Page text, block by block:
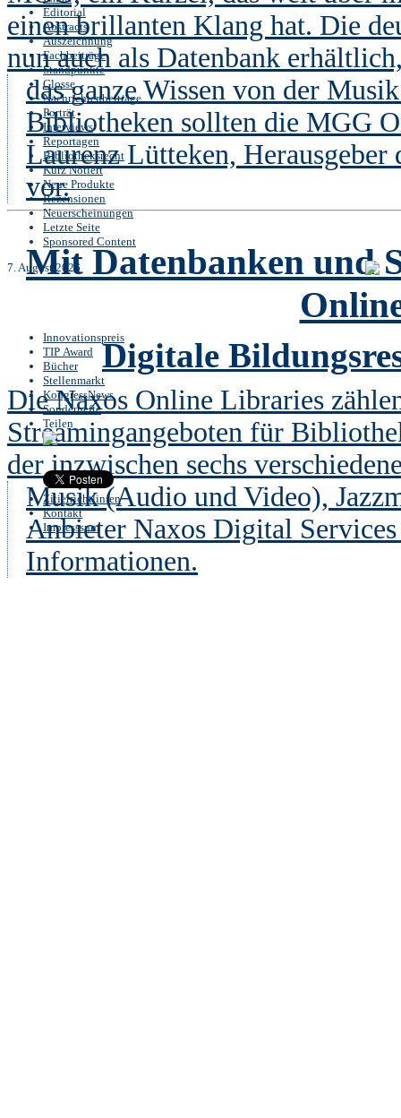
Editorial
Abstracts
Auszeichnung
Fachbeiträge
Standpunkte
Glosse
Nachrichtenbeiträge
Porträt
Interviews
Reportagen
Bibliotheksrecht
Kurz Notiert
Neue Produkte
Rezensionen
Neuerscheinungen
Letzte Seite
Sponsored Content
7. August 2026
Innovationspreis
TIP Award
Bücher
Stellenmarkt
KongressNews
Sonderhefte
Teilen
Zitierrichtlinien
Kontakt
Impresssum
einen brillanten Klang hat. Die
nun auch als Datenbank
das ganze Wissen von der
Bibliotheken sollten die MGG
Laurenz Lütteken,
vor.
Mit Datenbanken und
Digitale
Die Naxos Online Libraries
Streamingangeboten für
der inzwischen sechs
Musik (Audio und Video),
Anbieter Naxos Digital
Informationen.